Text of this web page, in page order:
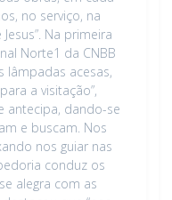
no serviço, na
Na primeira
Norte1 da CNBB
lâmpadas acesas,
a visitação”,
antecipa, dando-se
e buscam. Nos
nos guiar nas
conduz os
alegra com as